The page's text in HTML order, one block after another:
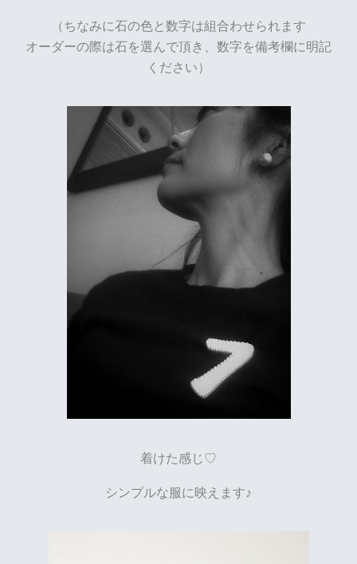
（ちなみに石の色と数字は組合わせられます
オーダーの際は石を選んで頂き、数字を備考欄に明記
ください）
着けた感じ♡
シンプルな服に映えます♪